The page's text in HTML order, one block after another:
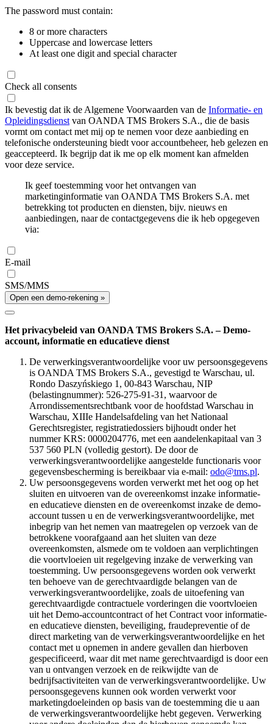
The password must contain:
8 or more characters
Uppercase and lowercase letters
At least one digit and special character
Check all consents
Ik bevestig dat ik de Algemene Voorwaarden van de Informatie- en
Opleidingsdienst van OANDA TMS Brokers S.A., die de basis
vormt om contact met mij op te nemen voor deze aanbieding en
telefonische ondersteuning biedt voor accountbeheer, heb gelezen en
geaccepteerd. Ik begrijp dat ik me op elk moment kan afmelden
voor deze service.
Ik geef toestemming voor het ontvangen van
marketinginformatie van OANDA TMS Brokers S.A. met
betrekking tot producten en diensten, bijv. nieuws en
aanbiedingen, naar de contactgegevens die ik heb opgegeven
via:
E-mail
SMS/MMS
Open een demo-rekening »
Het privacybeleid van OANDA TMS Brokers S.A. – Demo-
account, informatie en educatieve dienst
De verwerkingsverantwoordelijke voor uw persoonsgegevens
is OANDA TMS Brokers S.A., gevestigd te Warschau, ul.
Rondo Daszyńskiego 1, 00-843 Warschau, NIP
(belastingnummer): 526-275-91-31, waarvoor de
Arrondissementsrechtbank voor de hoofdstad Warschau in
Warschau, XIIIe Handelsafdeling van het Nationaal
Gerechtsregister, registratiedossiers bijhoudt onder het
nummer KRS: 0000204776, met een aandelenkapitaal van 3
537 560 PLN (volledig gestort). De door de
verwerkingsverantwoordelijke aangestelde functionaris voor
gegevensbescherming is bereikbaar via e-mail: odo@tms.pl.
Uw persoonsgegevens worden verwerkt met het oog op het
sluiten en uitvoeren van de overeenkomst inzake informatie-
en educatieve diensten en de overeenkomst inzake de demo-
account tussen u en de verwerkingsverantwoordelijke, met
inbegrip van het nemen van maatregelen op verzoek van de
betrokkene voorafgaand aan het sluiten van deze
overeenkomsten, alsmede om te voldoen aan verplichtingen
die voortvloeien uit regelgeving inzake de verwerking van
toestemming. Uw persoonsgegevens worden ook verwerkt
ten behoeve van de gerechtvaardigde belangen van de
verwerkingsverantwoordelijke, zoals de uitoefening van
gerechtvaardigde contractuele vorderingen die voortvloeien
uit het Demo-accountcontract of het Contract voor informatie-
en educatieve diensten, beveiliging, fraudepreventie of de
direct marketing van de verwerkingsverantwoordelijke en het
contact met u opnemen in andere gevallen dan hierboven
gespecificeerd, waar dit met name gerechtvaardigd is door een
van u ontvangen verzoek en de reikwijdte van de
bedrijfsactiviteiten van de verwerkingsverantwoordelijke. Uw
persoonsgegevens kunnen ook worden verwerkt voor
marketingdoeleinden op basis van de toestemming die u aan
de verwerkingsverantwoordelijke hebt gegeven. Verwerking